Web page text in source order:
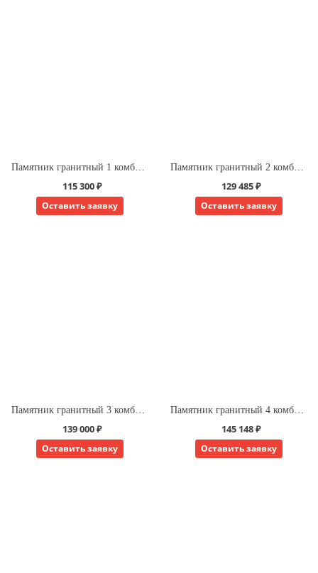
Памятник гранитный 1 комбинированный для двоих
115 300 ₽
Оставить заявку
Памятник гранитный 2 комбинированный для двоих
129 485 ₽
Оставить заявку
Памятник гранитный 3 комбинированный для двоих
139 000 ₽
Оставить заявку
Памятник гранитный 4 комбинированный для двоих
145 148 ₽
Оставить заявку